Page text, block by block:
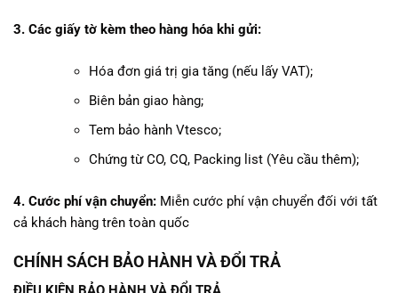
3. Các giấy tờ kèm theo hàng hóa khi gửi:
Hóa đơn giá trị gia tăng (nếu lấy VAT);
Biên bản giao hàng;
Tem bảo hành Vtesco;
Chứng từ CO, CQ, Packing list (Yêu cầu thêm);
4. Cước phí vận chuyển: Miễn cước phí vận chuyển đối với tất
cả khách hàng trên toàn quốc
CHÍNH SÁCH BẢO HÀNH VÀ ĐỔI TRẢ